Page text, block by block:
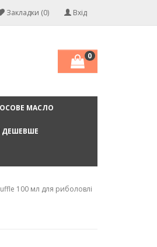
Вхід
Закладки (0)
0
МАСЛО
ДЕШЕВШЕ
100 мл для риболовлі